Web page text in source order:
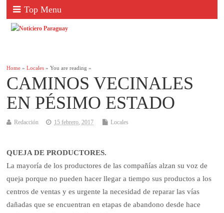
Top Menu
Home »Locales » You are reading »
CAMINOS VECINALES
EN PÉSIMO ESTADO
Redacción 15 febrero, 2017 Locales
QUEJA DE PRODUCTORES.
La mayoría de los productores de las compañías alzan su voz de
queja porque no pueden hacer llegar a tiempo sus productos a los
centros de ventas y es urgente la necesidad de reparar las vías
dañadas que se encuentran en etapas de abandono desde hace